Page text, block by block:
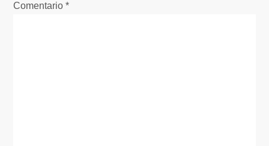
c
Comentario*